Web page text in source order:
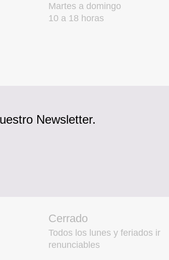
Martes a domingo
10 a 18 horas
Newsletter.
Cerrado
Todos los lunes y feriados ir
renunciables